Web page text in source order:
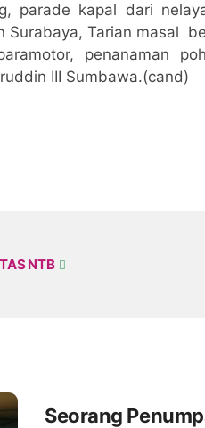
parade kapal dari
Surabaya, Tarian masal
penanaman
III Sumbawa.(cand)
NTB
Seorang